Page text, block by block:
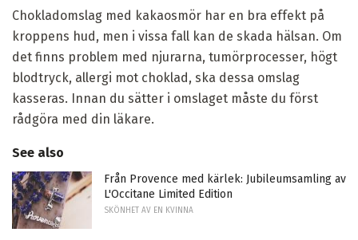
Chokladomslag med kakaosmör har en bra effekt på
kroppens hud, men i vissa fall kan de skada hälsan. Om
det finns problem med njurarna, tumörprocesser, högt
blodtryck, allergi mot choklad, ska dessa omslag
kasseras. Innan du sätter i omslaget måste du först
rådgöra med din läkare.
See also
Från Provence med kärlek: Jubileumsamling av
L'Occitane Limited Edition
SKÖNHET AV EN KVINNA